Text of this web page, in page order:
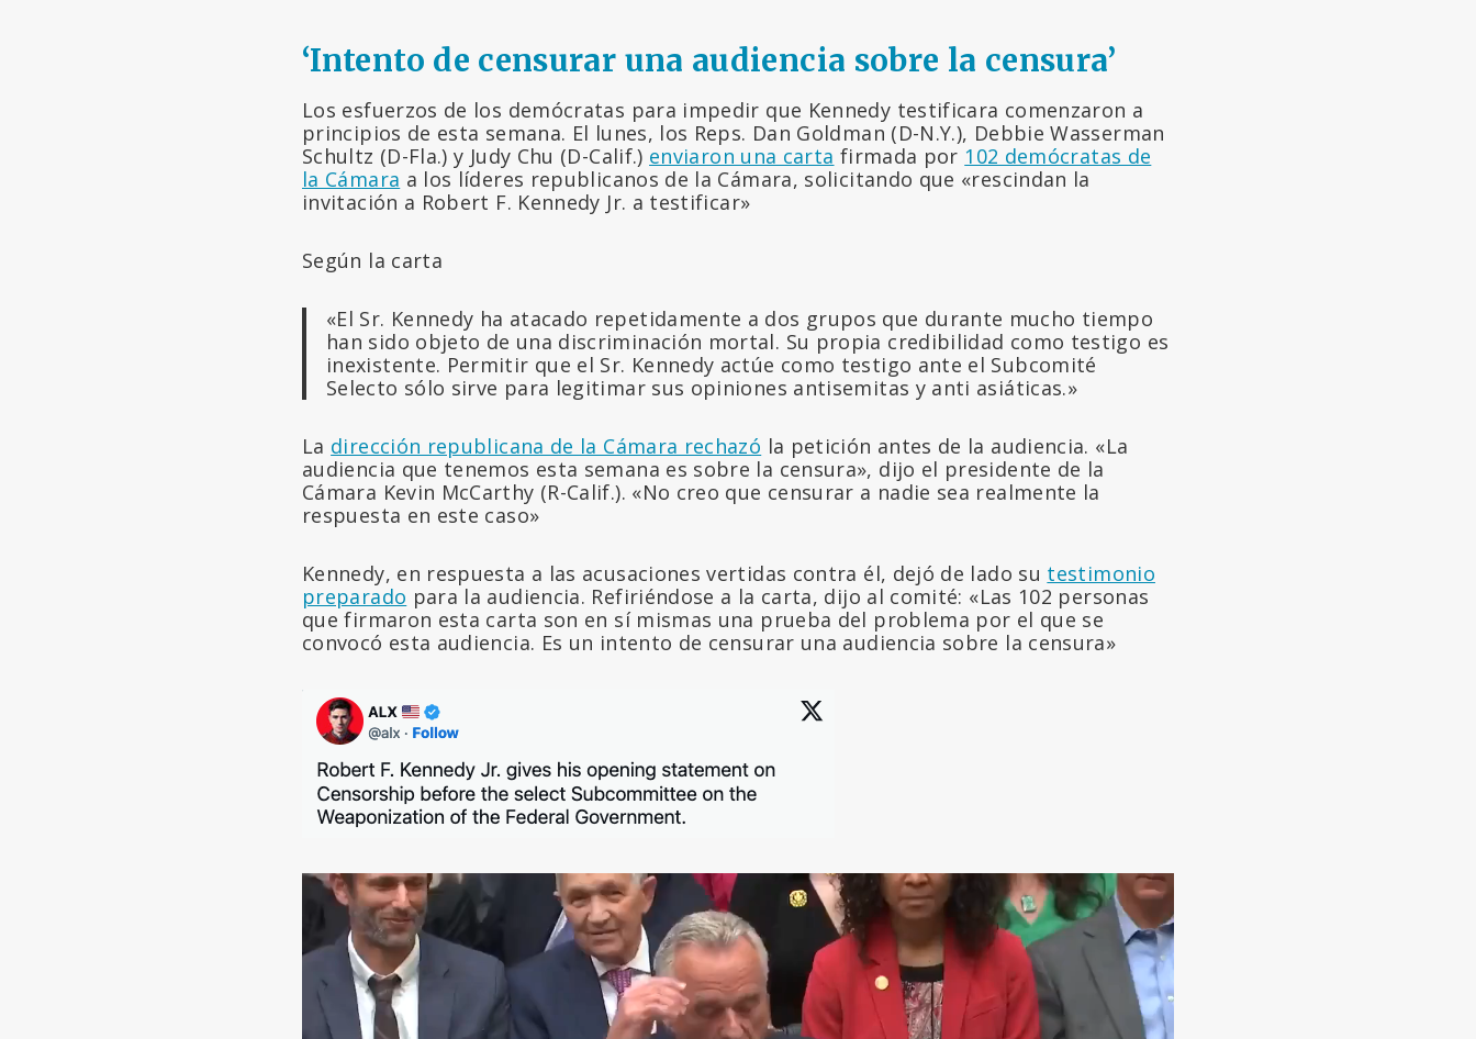
‘Intento de censurar una audiencia sobre la censura’
Los esfuerzos de los demócratas para impedir que Kennedy testificara comenzaron a
principios de esta semana. El lunes, los Reps. Dan Goldman (D-N.Y.), Debbie Wasserman
Schultz (D-Fla.) y Judy Chu (D-Calif.) enviaron una carta firmada por 102 demócratas de
la Cámara a los líderes republicanos de la Cámara, solicitando que «rescindan la
invitación a Robert F. Kennedy Jr. a testificar»
Según la carta
«El Sr. Kennedy ha atacado repetidamente a dos grupos que durante mucho tiempo
han sido objeto de una discriminación mortal. Su propia credibilidad como testigo es
inexistente. Permitir que el Sr. Kennedy actúe como testigo ante el Subcomité
Selecto sólo sirve para legitimar sus opiniones antisemitas y anti asiáticas.»
La dirección republicana de la Cámara rechazó la petición antes de la audiencia. «La
audiencia que tenemos esta semana es sobre la censura», dijo el presidente de la
Cámara Kevin McCarthy (R-Calif.). «No creo que censurar a nadie sea realmente la
respuesta en este caso»
Kennedy, en respuesta a las acusaciones vertidas contra él, dejó de lado su testimonio
preparado para la audiencia. Refiriéndose a la carta, dijo al comité: «Las 102 personas
que firmaron esta carta son en sí mismas una prueba del problema por el que se
convocó esta audiencia. Es un intento de censurar una audiencia sobre la censura»